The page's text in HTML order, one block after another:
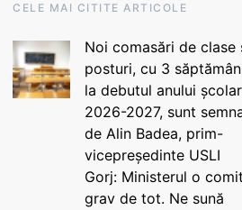
CELE MAI CITITE ARTICOLE
Noi comasări de clase
posturi, cu 3
la debutul anului școlar
2026-2027, sunt
de Alin Badea, prim-
vicepreședinte USLI
Gorj: Ministerul o
grav de tot. Ne sună